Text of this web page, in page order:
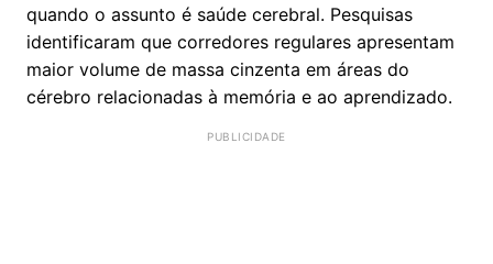
quando o assunto é saúde cerebral. Pesquisas
identificaram que corredores regulares apresentam
maior volume de massa cinzenta em áreas do
cérebro relacionadas à memória e ao aprendizado.